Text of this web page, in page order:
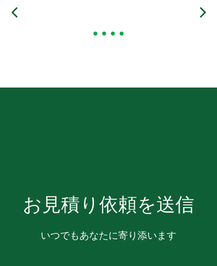
お見積り依頼を送信
いつでもあなたに寄り添います